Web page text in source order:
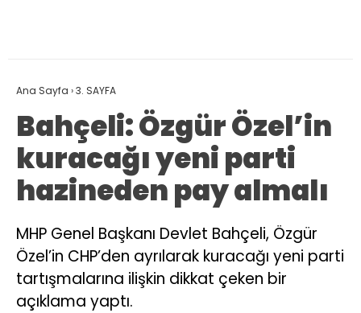
Ana Sayfa ›3. SAYFA
Bahçeli: Özgür Özel’in
kuracağı yeni parti
hazineden pay almalı
MHP Genel Başkanı Devlet Bahçeli, Özgür
Özel’in CHP’den ayrılarak kuracağı yeni parti
tartışmalarına ilişkin dikkat çeken bir
açıklama yaptı.